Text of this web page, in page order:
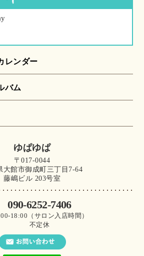
レンダー
バム
ゆぱゆぱ
〒017-0044
大館市御成町三丁目7-64
藤嶋ビル 203号室
090-6252-7406
18:00（サロン入店時間）
不定休